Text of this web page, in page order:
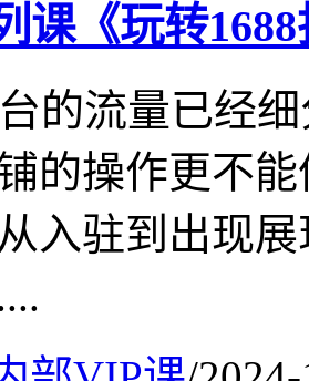
课《玩转
的流量已经
的操作更不
入驻到出现